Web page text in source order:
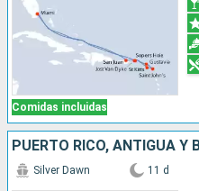
Comidas incluidas
Silver Dawn 11 d